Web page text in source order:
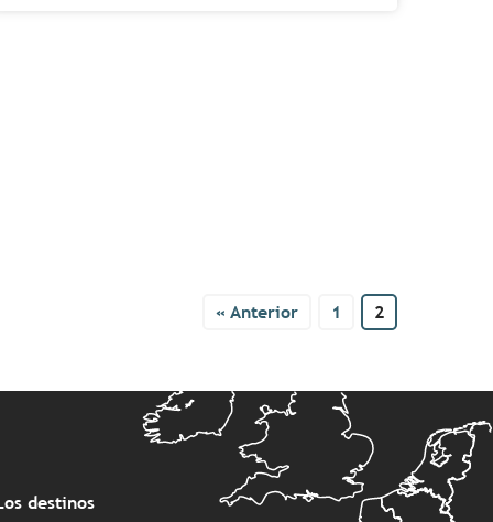
« Anterior 1 2
destinos